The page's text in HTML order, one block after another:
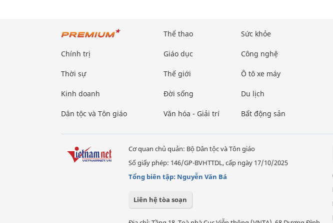
Chính trị
Thời sự
Kinh doanh
Dân tộc và Tôn giáo
Thể thao
Giáo dục
Thế giới
Đời sống
Văn hóa - Giải trí
Sức khỏe
Công nghệ
Ô tô xe máy
Du lịch
Bất động sản
Cơ quan chủ quản: Bộ Dân tộc và Tôn giáo
Số giấy phép: 146/GP-BVHTTDL, cấp ngày 17/10/2025
Tổng biên tập: Nguyễn Văn Bá
Liên hệ tòa soạn